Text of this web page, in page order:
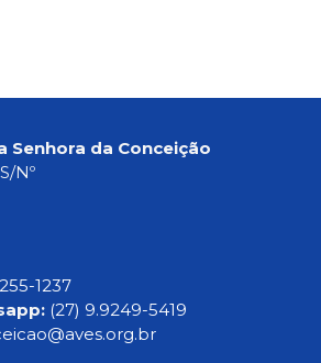
Senhora da Conceição
Nº
1237
(27) 9.9249-5419